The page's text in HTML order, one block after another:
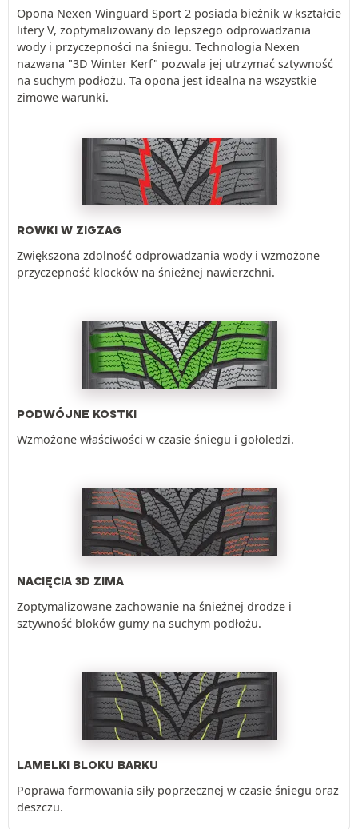
Opona Nexen Winguard Sport 2 posiada bieżnik w kształcie
litery V, zoptymalizowany do lepszego odprowadzania
wody i przyczepności na śniegu. Technologia Nexen
nazwana "3D Winter Kerf" pozwala jej utrzymać sztywność
na suchym podłożu. Ta opona jest idealna na wszystkie
zimowe warunki.
ROWKI W ZIGZAG
Zwiększona zdolność odprowadzania wody i wzmożone
przyczepność klocków na śnieżnej nawierzchni.
PODWÓJNE KOSTKI
Wzmożone właściwości w czasie śniegu i gołoledzi.
NACIĘCIA 3D ZIMA
Zoptymalizowane zachowanie na śnieżnej drodze i
sztywność bloków gumy na suchym podłożu.
LAMELKI BLOKU BARKU
Poprawa formowania siły poprzecznej w czasie śniegu oraz
deszczu.